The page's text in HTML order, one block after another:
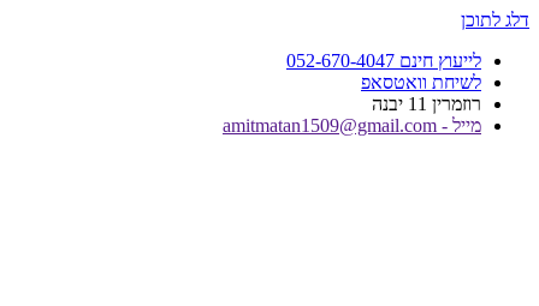
דלג לתוכן
לייעוץ חינם 052-670-4047
לשיחת וואטסאפ
רוזמרין 11 יבנה
מייל - amitmatan1509@gmail.com